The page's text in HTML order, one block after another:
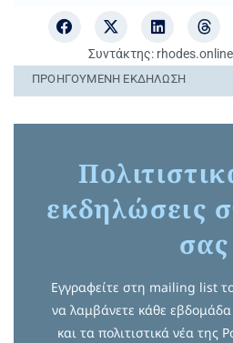
Συντάκτης: rhodes.online
ΠΡΟΗΓΟΎΜΕΝΗ ΕΚΔΉΛΩΣΗ
εκδηλώσεις
σας
Εγγραφείτε στη mailing list
να λαμβάνετε κάθε εβδομάδα
και τα πολιτιστικά νέα της